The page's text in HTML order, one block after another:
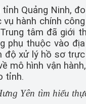
Quảng Ninh,
hành chính
tâm đã giới
phụ thuộc vào
độ xử lý hồ sơ
mô hình vận
tỉnh.
Yên tìm hiểu